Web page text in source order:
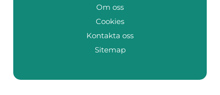
Om oss
Cookies
Kontakta oss
Sitemap